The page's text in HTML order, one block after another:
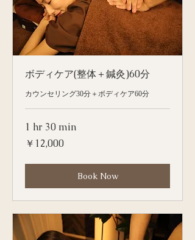
ボディケア(整体＋鍼灸)60分
カウンセリング30分＋ボディケア60分
1 hr 30 min
12,000
円
￥12,000
Book Now